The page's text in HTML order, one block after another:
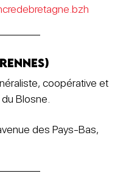
coopérative et
Blosne.
des Pays-Bas,